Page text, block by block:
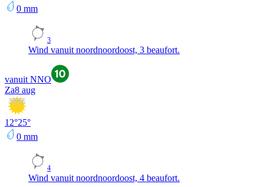
0 mm
3
Wind vanuit noordnoordoost, 3 beaufort.
vanuit NNO
Za8 aug
12°25°
0 mm
4
Wind vanuit noordnoordoost, 4 beaufort.